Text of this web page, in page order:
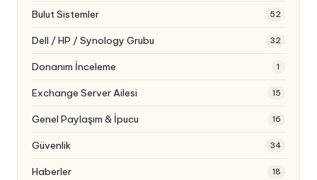
Bulut Sistemler 52
Dell / HP / Synology Grubu 32
Donanım İnceleme 1
Exchange Server Ailesi 15
Genel Paylaşım & İpucu 16
Güvenlik 34
Haberler 18